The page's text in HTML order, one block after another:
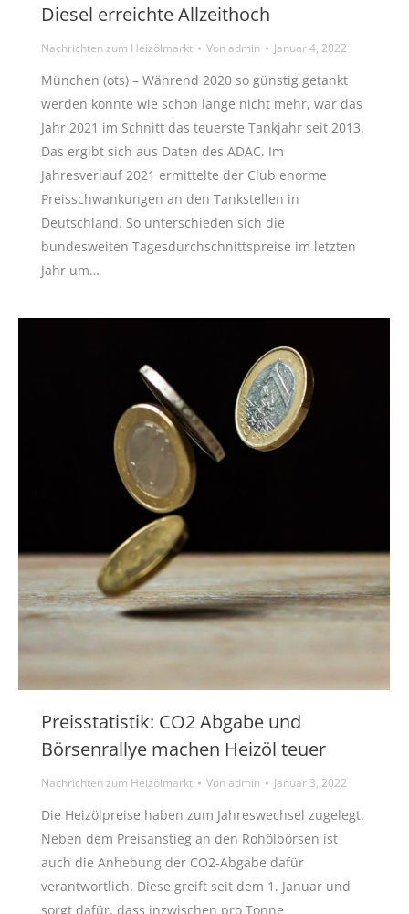
Diesel erreichte Allzeithoch
Nachrichten zum Heizölmarkt Vonadmin Januar 4, 2022
München (ots) – Während 2020 so günstig getankt
werden konnte wie schon lange nicht mehr, war das
Jahr 2021 im Schnitt das teuerste Tankjahr seit 2013.
Das ergibt sich aus Daten des ADAC. Im
Jahresverlauf 2021 ermittelte der Club enorme
Preisschwankungen an den Tankstellen in
Deutschland. So unterschieden sich die
bundesweiten Tagesdurchschnittspreise im letzten
Jahr um…
Preisstatistik: CO2 Abgabe und
Börsenrallye machen Heizöl teuer
Nachrichten zum Heizölmarkt Vonadmin Januar 3, 2022
Die Heizölpreise haben zum Jahreswechsel zugelegt.
Neben dem Preisanstieg an den Rohölbörsen ist
auch die Anhebung der CO2-Abgabe dafür
verantwortlich. Diese greift seit dem 1. Januar und
sorgt dafür, dass inzwischen pro Tonne